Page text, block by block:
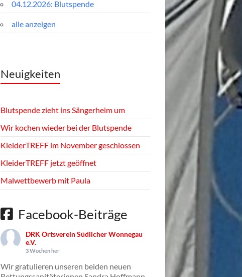
04.12.2026: Blutspende
alle anzeigen
Neuigkeiten
Blutspende zieht ins Sängerheim um
Wir kochen wieder bei der Blutspende
KleiderTREFF im November geschlossen
KleiderTREFF jetzt geöffnet
Malwettbewerb mit Paula
Facebook-Beiträge
DRK Ortsverein Südlicher Wonnegau
e.V.
3 Wochen her
Wir gratulieren unseren beiden neuen